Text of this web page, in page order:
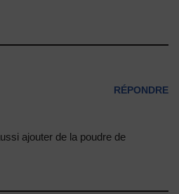
RÉPONDRE
ajouter de la poudre de